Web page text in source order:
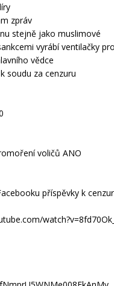
zpráv
stejně jako muslimové
vyrábí ventilačky
vědce
soudu za cenzuru
voličů ANO
příspěvky k